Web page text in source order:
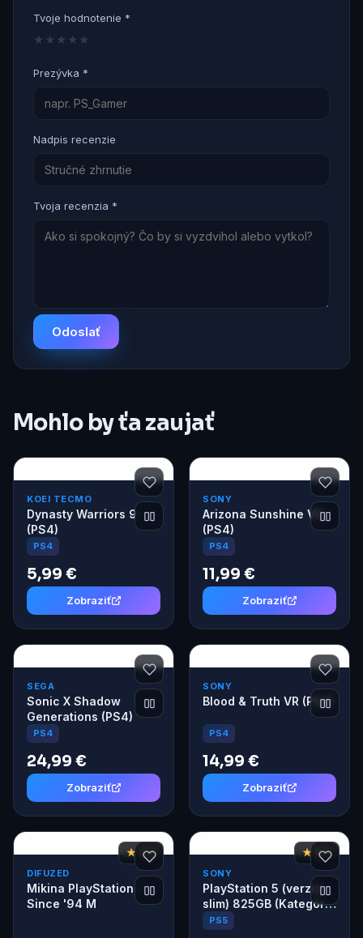
Tvoje hodnotenie *
★
★
★
★
★
Prezývka *
Nadpis recenzie
Tvoja recenzia *
Odoslať
Mohlo by ťa zaujať
KOEI TECMO
Dynasty Warriors 9
(PS4)
PS4
5,99 €
Zobraziť
SONY
Arizona Sunshine VR
(PS4)
PS4
11,99 €
Zobraziť
SEGA
Sonic X Shadow
Generations (PS4)
PS4
24,99 €
Zobraziť
SONY
Blood & Truth VR (PS4)
PS4
14,99 €
Zobraziť
★ 7,8
DIFUZED
Mikina PlayStation -
Since '94 M
★ 8,7
SONY
PlayStation 5 (verzia
slim) 825GB (Kategória
A)
PS5